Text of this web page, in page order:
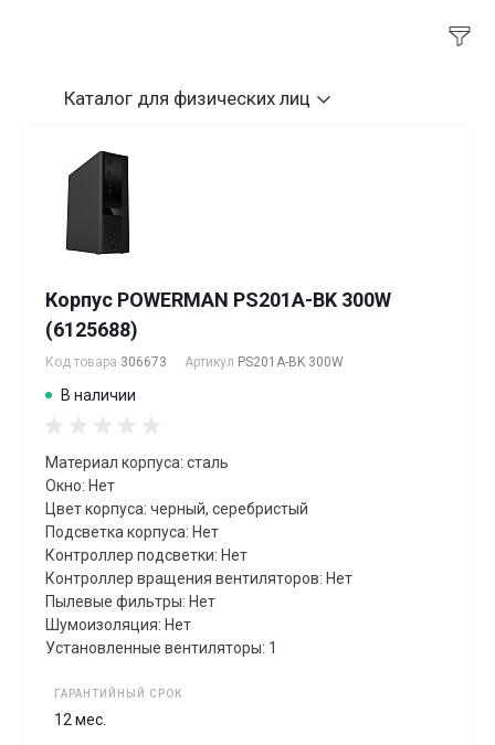
Каталог для физических лиц
Корпус POWERMAN PS201A-BK 300W
(6125688)
Код товара 306673 Артикул PS201A-BK 300W
В наличии
Материал корпуса: сталь
Окно: Нет
Цвет корпуса: черный, серебристый
Подсветка корпуса: Нет
Контроллер подсветки: Нет
Контроллер вращения вентиляторов: Нет
Пылевые фильтры: Нет
Шумоизоляция: Нет
Установленные вентиляторы: 1
ГАРАНТИЙНЫЙ СРОК
12 мес.